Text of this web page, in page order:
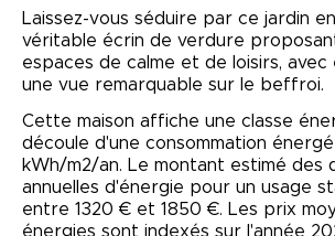
Laissez-vous séduire par ce jardin
véritable écrin de verdure
espaces de calme et de loisirs,
une vue remarquable sur le beffroi.
Cette maison affiche une classe
découle d'une consommation
kWh/m2/an. Le montant estimé des
annuelles d'énergie pour un usage
entre 1320 € et 1850 €. Les prix
énergies sont indexés sur l'année